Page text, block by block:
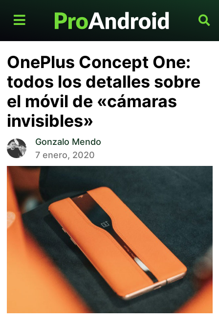
OnePlus Concept One:
todos los detalles sobre
el móvil de «cámaras
invisibles»
Gonzalo Mendo
7 enero, 2020